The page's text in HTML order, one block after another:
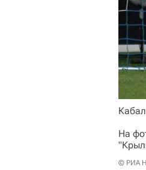
На
© РИА